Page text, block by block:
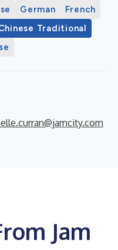
German
French
Traditional
Jam